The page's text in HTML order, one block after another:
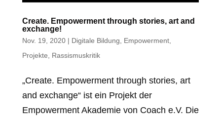
Create. Empowerment through stories, art and
exchange!
Nov. 19, 2020| Digitale Bildung Empowerment,
Projekte
Rassismuskritik
„Create. Empowerment through stories, art
and exchange“ ist ein Projekt der
Empowerment Akademie von Coach e.V. Die